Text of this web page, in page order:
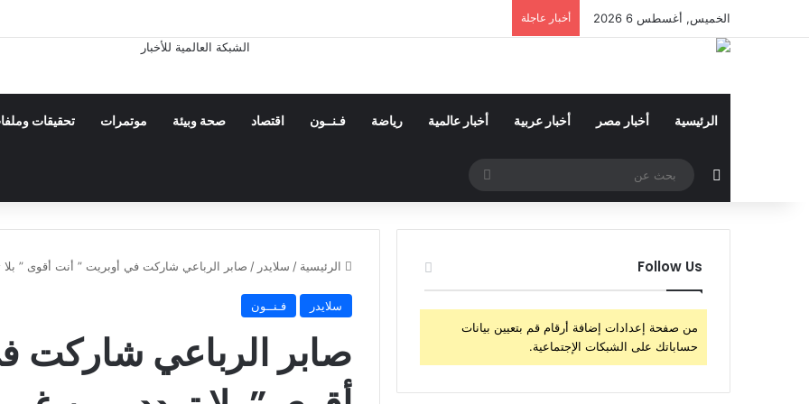
الخميس, أغسطس 6 2026 أخبار عاجلة
الرئيسية أخبار مصر أخبار عربية أخبار عالمية رياضة فـنــون اقتصاد صحة وبيئة موتمرات تحقيقات
مقال عشوائي
عن
الرئيسية / سلايدر / صابر الرباعي شاركت في أوبريت ” أنت أقوى ” بلا
سلايدر فـنــون
صابر الرباعي شاركت
Follow Us
من صفحة إعدادات إضافة أرقام قم بتعيين بيانات
حساباتك على الشبكات الإجتماعية.